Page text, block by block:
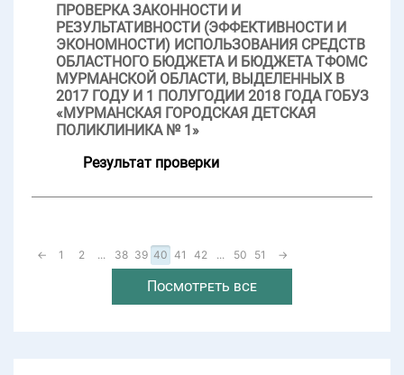
ПРОВЕРКА ЗАКОННОСТИ И
РЕЗУЛЬТАТИВНОСТИ (ЭФФЕКТИВНОСТИ И
ЭКОНОМНОСТИ) ИСПОЛЬЗОВАНИЯ СРЕДСТВ
ОБЛАСТНОГО БЮДЖЕТА И БЮДЖЕТА ТФОМС
МУРМАНСКОЙ ОБЛАСТИ, ВЫДЕЛЕННЫХ В
2017 ГОДУ И 1 ПОЛУГОДИИ 2018 ГОДА ГОБУЗ
«МУРМАНСКАЯ ГОРОДСКАЯ ДЕТСКАЯ
ПОЛИКЛИНИКА № 1»
Результат проверки
← 1 2 ... 38 39 40 41 42 ... 50 51 →
Посмотреть все